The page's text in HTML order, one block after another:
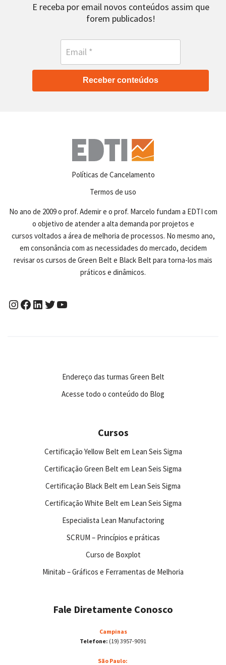
E receba por email novos conteúdos assim que
forem publicados!
Receber conteúdos
Políticas de Cancelamento
Termos de uso
No ano de 2009 o prof. Ademir e o prof. Marcelo fundam a EDTI com
o objetivo de atender a alta demanda por projetos e
cursos voltados a área de melhoria de processos. No mesmo ano,
em consonância com as necessidades do mercado, decidem
revisar os cursos de Green Belt e Black Belt para torna-los mais
práticos e dinâmicos.
Endereço das turmas Green Belt
Acesse todo o conteúdo do Blog
Cursos
Certificação Yellow Belt em Lean Seis Sigma
Certificação Green Belt em Lean Seis Sigma
Certificação Black Belt em Lean Seis Sigma
Certificação White Belt em Lean Seis Sigma
Especialista Lean Manufactoring
SCRUM – Princípios e práticas
Curso de Boxplot
Minitab – Gráficos e Ferramentas de Melhoria
Fale Diretamente Conosco
Campinas
Telefone: (19) 3957-9091
São Paulo: